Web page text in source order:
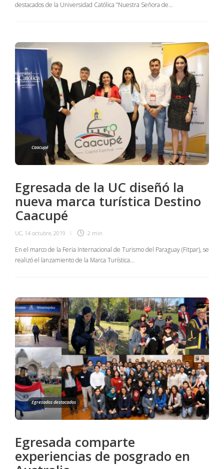
destacados de la Universidad Católica “Nuestra Señora de…
Caacupé
Egresada de la UC diseñó la
nueva marca turística Destino
Caacupé
UC, 14 octubre, 2019 2 min
En el marco de la Feria Internacional de Turismo del Paraguay (Fitpar), se
realizó el lanzamiento de la Marca Turística…
Egresados destacados
Egresada comparte
experiencias de posgrado en